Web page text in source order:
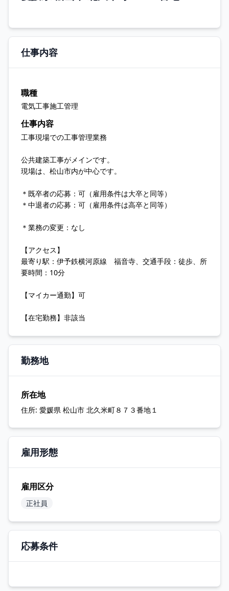
仕事内容
職種
電気工事施工管理
仕事内容
工事現場での工事管理業務
公共建築工事がメインです。
現場は、松山市内が中心です。
＊既卒者の応募：可（雇用条件は大卒と同等）
＊中退者の応募：可（雇用条件は高卒と同等）
＊業務の変更：なし
【アクセス】
最寄り駅：伊予鉄横河原線 福音寺、交通手段：徒歩、所
要時間：10分
【マイカー通勤】可
【在宅勤務】非該当
勤務地
所在地
住所: 愛媛県 松山市 北久米町８７３番地１
雇用形態
雇用区分
正社員
応募条件